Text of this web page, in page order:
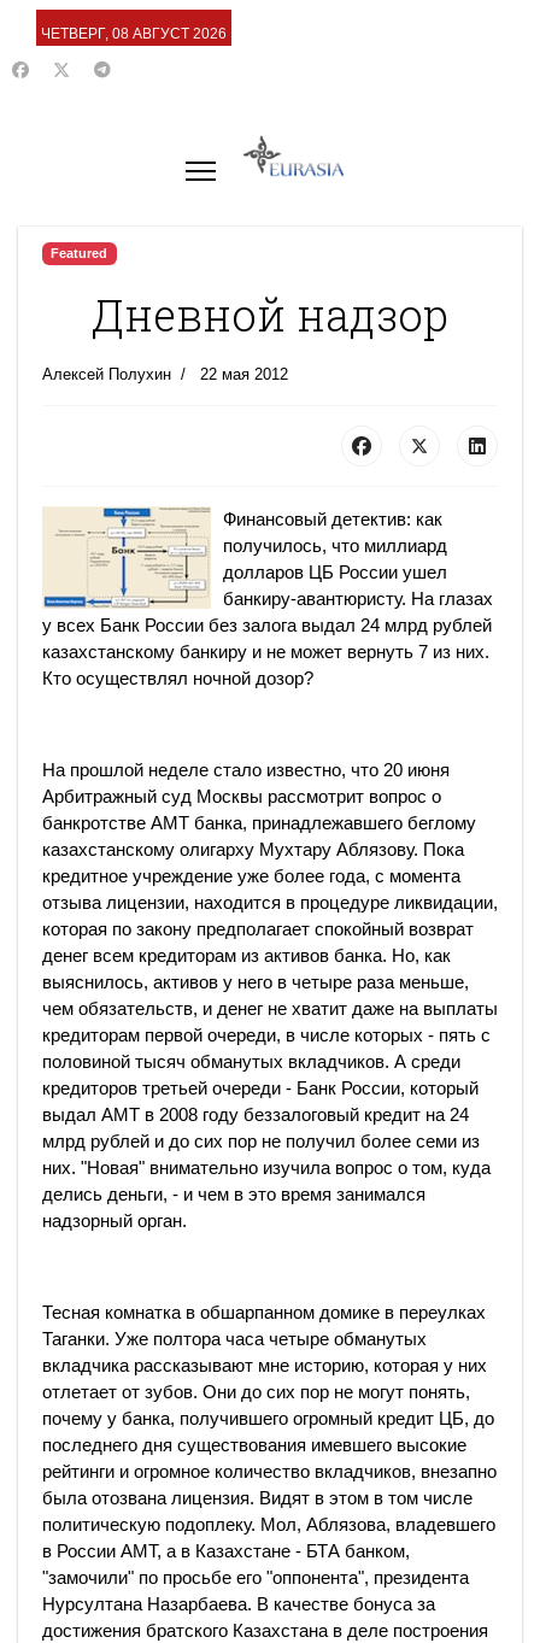
ЧЕТВЕРГ, 08 АВГУСТ 2026
Featured
Дневной надзор
Алексей Полухин 22 мая 2012
Финансовый детектив: как
получилось, что миллиард
долларов ЦБ России ушел
банкиру-авантюристу. На глазах
у всех Банк России без залога выдал 24 млрд рублей
казахстанскому банкиру и не может вернуть 7 из них.
Кто осуществлял ночной дозор?
На прошлой неделе стало известно, что 20 июня
Арбитражный суд Москвы рассмотрит вопрос о
банкротстве АМТ банка, принадлежавшего беглому
казахстанскому олигарху Мухтару Аблязову. Пока
кредитное учреждение уже более года, с момента
отзыва лицензии, находится в процедуре ликвидации,
которая по закону предполагает спокойный возврат
денег всем кредиторам из активов банка. Но, как
выяснилось, активов у него в четыре раза меньше,
чем обязательств, и денег не хватит даже на выплаты
кредиторам первой очереди, в числе которых - пять с
половиной тысяч обманутых вкладчиков. А среди
кредиторов третьей очереди - Банк России, который
выдал АМТ в 2008 году беззалоговый кредит на 24
млрд рублей и до сих пор не получил более семи из
них. "Новая" внимательно изучила вопрос о том, куда
делись деньги, - и чем в это время занимался
надзорный орган.
Тесная комнатка в обшарпанном домике в переулках
Таганки. Уже полтора часа четыре обманутых
вкладчика рассказывают мне историю, которая у них
отлетает от зубов. Они до сих пор не могут понять,
почему у банка, получившего огромный кредит ЦБ, до
последнего дня существования имевшего высокие
рейтинги и огромное количество вкладчиков, внезапно
была отозвана лицензия. Видят в этом в том числе
политическую подоплеку. Мол, Аблязова, владевшего
в России АМТ, а в Казахстане - БТА банком,
"замочили" по просьбе его "оппонента", президента
Нурсултана Назарбаева. В качестве бонуса за
достижения братского Казахстана в деле построения